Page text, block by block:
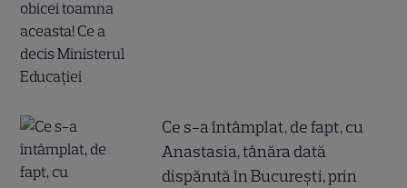
Ce s-a întâmplat, de fapt, cu
Anastasia, tânăra dată
dispărută în București, prin